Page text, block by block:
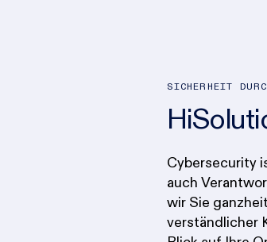
SICHERHEIT
Cybersecurity
auch
wir Sie
verständlicher
ist unser
Maßnahmen
richtigen. Ob
als